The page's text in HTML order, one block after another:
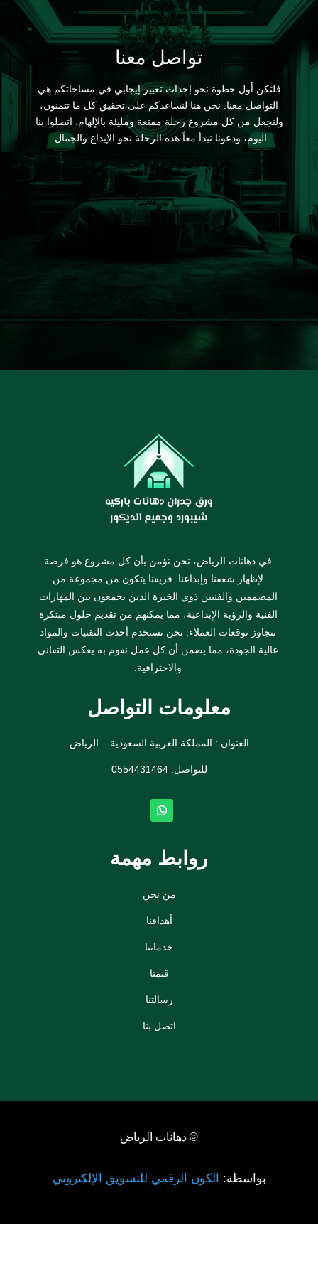
تواصل معنا
فلتكن أول خطوة نحو إحداث تغيير إيجابي في مساحاتكم هي
التواصل معنا. نحن هنا لنساعدكم على تحقيق كل ما تتمنون،
ولنجعل من كل مشروع رحلة ممتعة ومليئة بالإلهام. اتصلوا بنا
اليوم، ودعونا نبدأ معاً هذه الرحلة نحو الإبداع والجمال.
في دهانات الرياض، نحن نؤمن بأن كل مشروع هو فرصة
لإظهار شغفنا وإبداعنا. فريقنا يتكون من مجموعة من
المصممين والفنيين ذوي الخبرة الذين يجمعون بين المهارات
الفنية والرؤية الإبداعية، مما يمكنهم من تقديم حلول مبتكرة
تتجاوز توقعات العملاء. نحن نستخدم أحدث التقنيات والمواد
عالية الجودة، مما يضمن أن كل عمل نقوم به يعكس التفاني
والاحترافية.
معلومات التواصل
العنوان : المملكة العربية السعودية – الرياض
للتواصل: ⁦0554431464
روابط مهمة
من نحن
أهدافنا
خدماتنا
قيمنا
رسالتنا
اتصل بنا
© دهانات الرياض
بواسطة: الكون الرقمي للتسويق الإلكتروني